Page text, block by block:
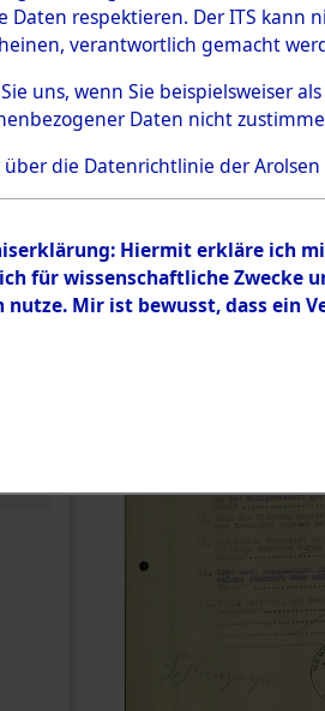
Toter aus
Ort ihrer
0002
Daten respektieren. Der ITS
verantwortlich gemacht
Sie uns, wenn Sie beispielsweiser
Daten nicht
die Datenrichtlinie der Arolsen
Hiermit erkläre ich
für wissenschaftliche Zwecke
nutze. Mir ist bewusst, dass ein